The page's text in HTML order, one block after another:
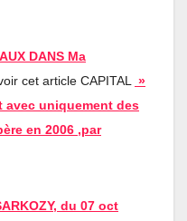
DANS Ma
cet article CAPITAL
»
avec uniquement des
en 2006 ,par
du 07 oct